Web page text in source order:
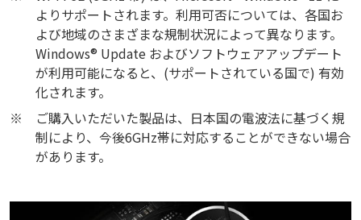
よりサポートされます。利用可否については、各国お
よび地域のさまざまな規制状況によって異なります。
Windows® Update およびソフトウェアアップデート
が利用可能になると、(サポートされている国で) 有効
化されます。
※
ご購入いただいた製品は、日本国の電波法に基づく規
制により、今後6GHz帯に対応することができない場合
があります。